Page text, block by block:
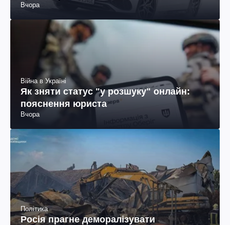
Вчора
Війна в Україні
Як зняти статус "у розшуку" онлайн:
пояснення юриста
Вчора
Політика
Росія прагне деморалізувати